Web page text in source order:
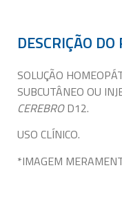
DESCRIÇÃO
SOLUÇÃO
SUBCUTÂNEO OU
CEREBROD12.
USO CLÍNICO.
*IMAGEM